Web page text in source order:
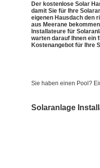
Der kostenlose Solar
damit Sie für Ihre
eigenen Hausdach den
aus Meerane
Installateure für
warten darauf Ihnen ein
Kostenangebot für Ihre
Sie haben einen Pool?
Solaranlage